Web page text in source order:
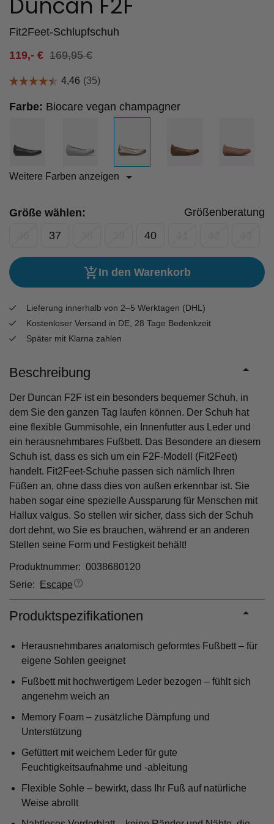
Duncan F2F
Fit2Feet-Schlupfschuh
169,95€
119,- €
Farbe: Biocare vegan champagner
Weitere Farben anzeigen
Größe wählen:
Größenberatung
37 40
In den Warenkorb
Lieferung innerhalb von 2–5 Werktagen (DHL)
Kostenloser Versand in DE, 28 Tage Bedenkzeit
Später mit Klarna zahlen
Beschreibung
Der Duncan F2F ist ein besonders bequemer Schuh, in
dem Sie den ganzen Tag laufen können. Der Schuh hat
eine flexible Gummisohle, ein Innenfutter aus Leder und
ein herausnehmbares Fußbett. Das Besondere an diesem
Schuh ist, dass es sich um ein F2F-Modell (Fit2Feet)
handelt. Fit2Feet-Schuhe passen sich nämlich Ihren
Füßen an, ohne dass dies von außen erkennbar ist. Sie
haben sogar eine spezielle Aussparung für Menschen mit
Hallux valgus. So stellen wir sicher, dass sich der Schuh
dort dehnt, wo Sie es brauchen, während er an anderen
Stellen seine Form und Festigkeit behält!
Produktnummer: 0038680120
Serie:
Escape
Produktspezifikationen
Herausnehmbares anatomisch geformtes Fußbett – für
eigene Sohlen geeignet
Fußbett mit hochwertigem Leder bezogen – fühlt sich
angenehm weich an
Memory Foam – zusätzliche Dämpfung und
Unterstützung
Gefüttert mit weichem Leder für gute
Feuchtigkeitsaufnahme und -ableitung
Flexible Sohle – bewirkt, dass Ihr Fuß auf natürliche
Weise abrollt